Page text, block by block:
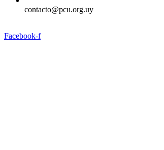
contacto@pcu.org.uy
Facebook-f